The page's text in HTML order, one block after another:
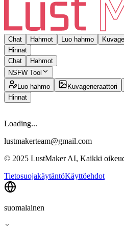
Chat Hahmot Luo hahmo
Hinnat
Chat
Hahmot
NSFW Tool
Luo hahmo
Kuvageneraattori
Hinnat
Loading...
lustmakerteam@gmail.com
© 2025 LustMaker AI, Kaikki
TietosuojakäytäntöKäyttöehdot
suomalainen